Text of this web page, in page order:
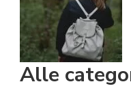
Alle